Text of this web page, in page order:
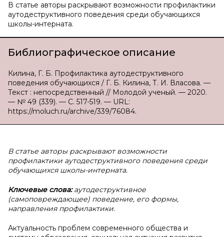
В статье авторы раскрывают возможности профилактики
аутодеструктивного поведения среди обучающихся
школы-интерната.
Библиографическое описание
Килина, Г. Б. Профилактика аутодеструктивного
поведения обучающихся / Г. Б. Килина, Т. И. Власова. —
Текст : непосредственный // Молодой ученый. — 2020.
— № 49 (339). — С. 517-519. — URL:
https://moluch.ru/archive/339/76084.
В статье авторы раскрывают возможности
профилактики аутодеструктивного поведения среди
обучающихся школы-интерната.
Ключевые слова:аутодеструктивное
(самоповреждающее) поведение, его формы,
направления профилактики.
Актуальность проблем современного общества и